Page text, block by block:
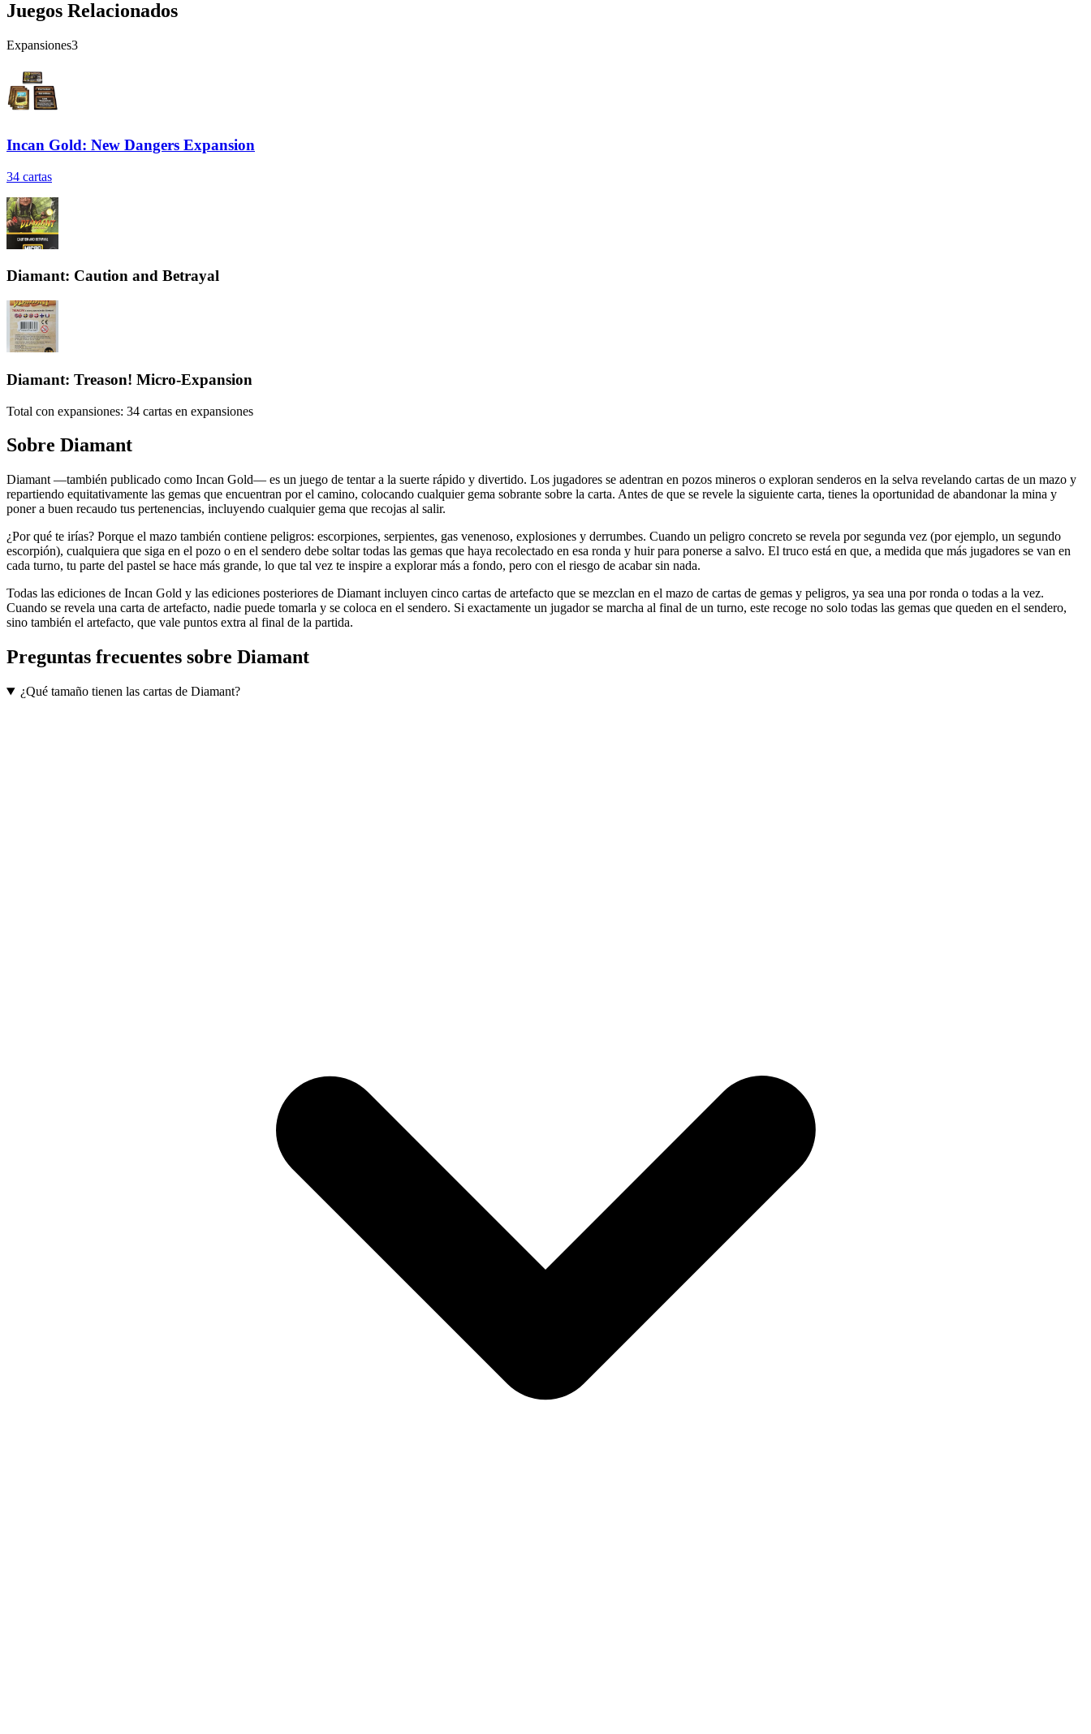
Juegos Relacionados
Expansiones3
Incan Gold: New Dangers Expansion
34 cartas
Diamant: Caution and Betrayal
Diamant: Treason! Micro-Expansion
Total con expansiones: 34 cartas en expansiones
Sobre Diamant
Diamant —también publicado como Incan Gold— es un juego de tentar a la suerte rápido y divertido. Los jugadores se adentran en pozos mineros o exploran senderos en la selva revelando cartas de un mazo y
repartiendo equitativamente las gemas que encuentran por el camino, colocando cualquier gema sobrante sobre la carta. Antes de que se revele la siguiente carta, tienes la oportunidad de abandonar la mina y
poner a buen recaudo tus pertenencias, incluyendo cualquier gema que recojas al salir.
¿Por qué te irías? Porque el mazo también contiene peligros: escorpiones, serpientes, gas venenoso, explosiones y derrumbes. Cuando un peligro concreto se revela por segunda vez (por ejemplo, un segundo
escorpión), cualquiera que siga en el pozo o en el sendero debe soltar todas las gemas que haya recolectado en esa ronda y huir para ponerse a salvo. El truco está en que, a medida que más jugadores se van en
cada turno, tu parte del pastel se hace más grande, lo que tal vez te inspire a explorar más a fondo, pero con el riesgo de acabar sin nada.
Todas las ediciones de Incan Gold y las ediciones posteriores de Diamant incluyen cinco cartas de artefacto que se mezclan en el mazo de cartas de gemas y peligros, ya sea una por ronda o todas a la vez.
Cuando se revela una carta de artefacto, nadie puede tomarla y se coloca en el sendero. Si exactamente un jugador se marcha al final de un turno, este recoge no solo todas las gemas que queden en el sendero,
sino también el artefacto, que vale puntos extra al final de la partida.
Preguntas frecuentes sobre Diamant
¿Qué tamaño tienen las cartas de Diamant?